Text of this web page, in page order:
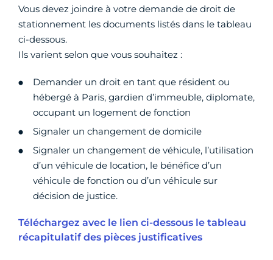
Vous devez joindre à votre demande de droit de
stationnement les documents listés dans le tableau
ci-dessous.
Ils varient selon que vous souhaitez :
Demander un droit en tant que résident ou
hébergé à Paris, gardien d’immeuble, diplomate,
occupant un logement de fonction
Signaler un changement de domicile
Signaler un changement de véhicule, l’utilisation
d’un véhicule de location, le bénéfice d’un
véhicule de fonction ou d’un véhicule sur
décision de justice.
Téléchargez avec le lien ci-dessous le tableau
récapitulatif des pièces justificatives